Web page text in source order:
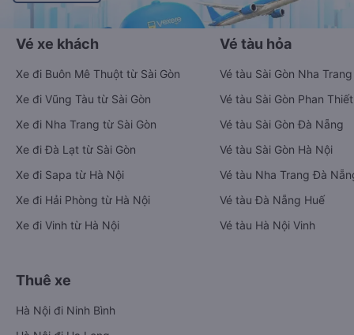
Vé xe khách
Xe đi Buôn Mê Thuột từ Sài Gòn
Xe đi Vũng Tàu từ Sài Gòn
Xe đi Nha Trang từ Sài Gòn
Xe đi Đà Lạt từ Sài Gòn
Xe đi Sapa từ Hà Nội
Xe đi Hải Phòng từ Hà Nội
Xe đi Vinh từ Hà Nội
Vé tàu hỏa
Vé tàu Sài Gòn Nha Trang
Vé tàu Sài Gòn Phan Thiết
Vé tàu Sài Gòn Đà Nẵng
Vé tàu Sài Gòn Hà Nội
Vé tàu Nha Trang Đà
Vé tàu Đà Nẵng Huế
Vé tàu Hà Nội Vinh
Thuê xe
Hà Nội đi Ninh Bình